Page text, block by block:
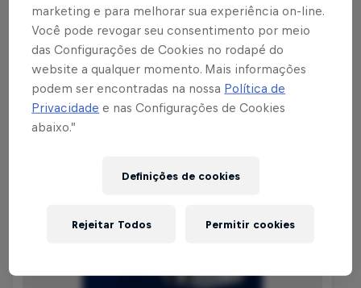
Ver coleção
marketing e para melhorar sua experiência on-line.
Você pode revogar seu consentimento por meio
das Configurações de Cookies no rodapé do
website a qualquer momento. Mais informações
podem ser encontradas na nossa Política de
Privacidade e nas Configurações de Cookies
abaixo.”
Definições de cookies
Rejeitar Todos Permitir cookies